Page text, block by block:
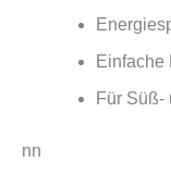
Einfache
Für Süß-
nn